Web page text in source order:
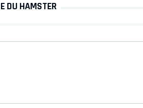
DU HAMSTER